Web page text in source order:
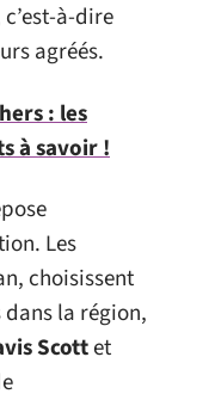
à-dire
agréés.
: les
à savoir !
Les
choisissent
la région,
Scottet